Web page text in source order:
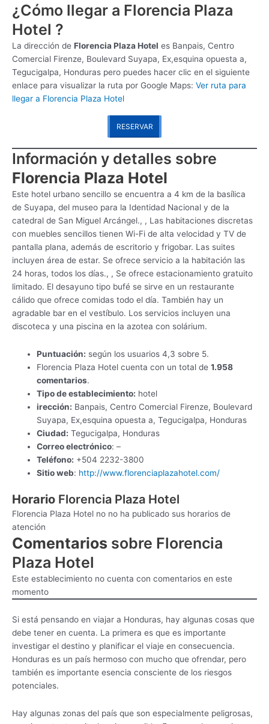
¿Cómo llegar a Florencia Plaza
Hotel ?
La dirección de Florencia Plaza Hotel es Banpais, Centro
Comercial Firenze, Boulevard Suyapa, Ex,esquina opuesta a,
Tegucigalpa, Honduras pero puedes hacer clic en el siguiente
enlace para visualizar la ruta por Google Maps: Ver ruta para
llegar a Florencia Plaza Hotel
RESERVAR
Información y detalles sobre
Florencia Plaza Hotel
Este hotel urbano sencillo se encuentra a 4 km de la basílica
de Suyapa, del museo para la Identidad Nacional y de la
catedral de San Miguel Arcángel., , Las habitaciones discretas
con muebles sencillos tienen Wi-Fi de alta velocidad y TV de
pantalla plana, además de escritorio y frigobar. Las suites
incluyen área de estar. Se ofrece servicio a la habitación las
24 horas, todos los días., , Se ofrece estacionamiento gratuito
limitado. El desayuno tipo bufé se sirve en un restaurante
cálido que ofrece comidas todo el día. También hay un
agradable bar en el vestíbulo. Los servicios incluyen una
discoteca y una piscina en la azotea con solárium.
Puntuación: según los usuarios 4,3 sobre 5.
Florencia Plaza Hotel cuenta con un total de1.958
comentarios.
Tipo de establecimiento: hotel
irección: Banpais, Centro Comercial Firenze, Boulevard
Suyapa, Ex,esquina opuesta a, Tegucigalpa, Honduras
Ciudad: Tegucigalpa, Honduras
Correo electrónico: –
Teléfono: +504 2232-3800
Sitio web: http://www.florenciaplazahotel.com/
Horario Florencia Plaza Hotel
Florencia Plaza Hotel no no ha publicado sus horarios de
atención
Comentarios sobre Florencia
Plaza Hotel
Este establecimiento no cuenta con comentarios en este
momento
Si está pensando en viajar a Honduras, hay algunas cosas que
debe tener en cuenta. La primera es que es importante
investigar el destino y planificar el viaje en consecuencia.
Honduras es un país hermoso con mucho que ofrendar, pero
también es importante esencia consciente de los riesgos
potenciales.
Hay algunas zonas del país que son especialmente peligrosas,